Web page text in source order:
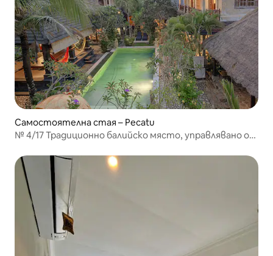
Самостоятелна стая – Pecatu
№ 4/17 Традиционно балийско място, управлявано от